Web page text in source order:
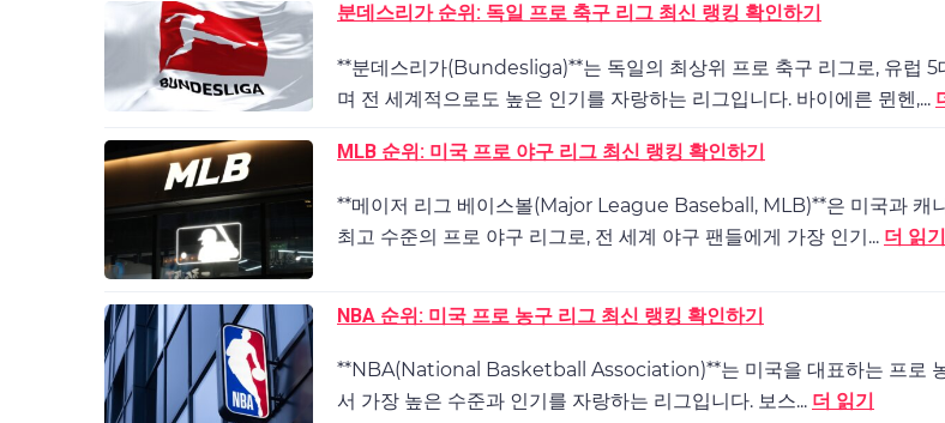
분데스리가 순위: 독일 프로 축구 리그 최신 랭킹 확인하기
**분데스리가(Bundesliga)**는 독일의 최상위 프로 축구 리그로, 유럽 5
며 전 세계적으로도 높은 인기를 자랑하는 리그입니다. 바이에른 뮌헨,...
MLB 순위: 미국 프로 야구 리그 최신 랭킹 확인하기
**메이저 리그 베이스볼(Major League Baseball, MLB)**은 미국과 캐
최고 수준의 프로 야구 리그로, 전 세계 야구 팬들에게 가장 인기... 더 읽기
NBA 순위: 미국 프로 농구 리그 최신 랭킹 확인하기
**NBA(National Basketball Association)**는 미국을 대표하는 프로
서 가장 높은 수준과 인기를 자랑하는 리그입니다. 보스... 더 읽기